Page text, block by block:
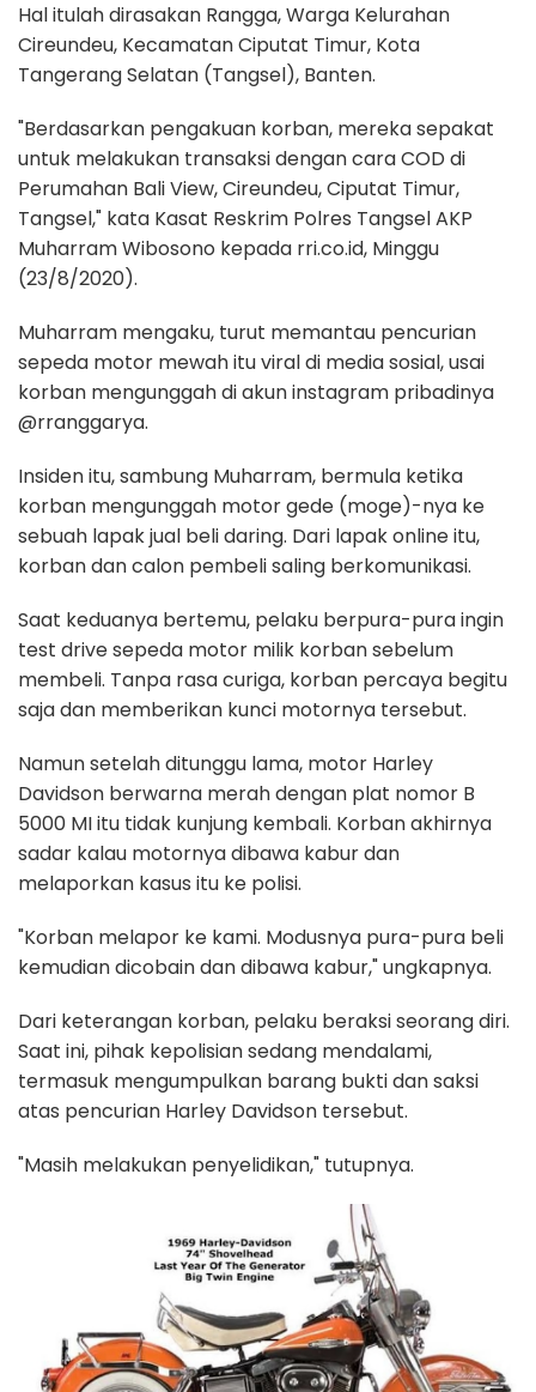
Hal itulah dirasakan Rangga, Warga Kelurahan
Cireundeu, Kecamatan Ciputat Timur, Kota
Tangerang Selatan (Tangsel), Banten.
"Berdasarkan pengakuan korban, mereka sepakat
untuk melakukan transaksi dengan cara COD di
Perumahan Bali View, Cireundeu, Ciputat Timur,
Tangsel," kata Kasat Reskrim Polres Tangsel AKP
Muharram Wibosono kepada rri.co.id, Minggu
(23/8/2020).
Muharram mengaku, turut memantau pencurian
sepeda motor mewah itu viral di media sosial, usai
korban mengunggah di akun instagram pribadinya
@rranggarya.
Insiden itu, sambung Muharram, bermula ketika
korban mengunggah motor gede (moge)-nya ke
sebuah lapak jual beli daring. Dari lapak online itu,
korban dan calon pembeli saling berkomunikasi.
Saat keduanya bertemu, pelaku berpura-pura ingin
test drive sepeda motor milik korban sebelum
membeli. Tanpa rasa curiga, korban percaya begitu
saja dan memberikan kunci motornya tersebut.
Namun setelah ditunggu lama, motor Harley
Davidson berwarna merah dengan plat nomor B
5000 MI itu tidak kunjung kembali. Korban akhirnya
sadar kalau motornya dibawa kabur dan
melaporkan kasus itu ke polisi.
"Korban melapor ke kami. Modusnya pura-pura beli
kemudian dicobain dan dibawa kabur," ungkapnya.
Dari keterangan korban, pelaku beraksi seorang diri.
Saat ini, pihak kepolisian sedang mendalami,
termasuk mengumpulkan barang bukti dan saksi
atas pencurian Harley Davidson tersebut.
"Masih melakukan penyelidikan," tutupnya.